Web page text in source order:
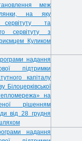
меж
на яку
та
сервітуту з
Куликом
надання
підтримки
капіталу
Білоцерківської
на
рішенням
від 28 грудня
надання